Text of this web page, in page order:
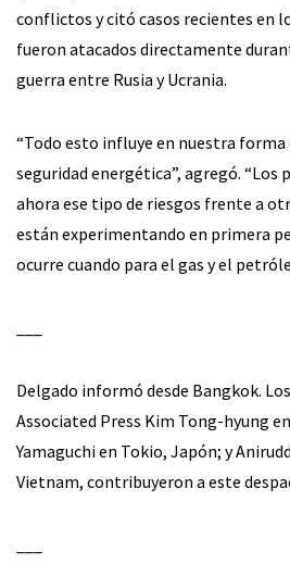
conflictos y citó casos recientes en
fueron atacados directamente
guerra entre Rusia y Ucrania.
“Todo esto influye en nuestra forma
seguridad energética”, agregó. “Los
ahora ese tipo de riesgos frente a
están experimentando en primera
ocurre cuando para el gas y el
Delgado informó desde Bangkok.
Associated Press Kim Tong-hyung
Yamaguchi en Tokio, Japón; y
Vietnam, contribuyeron a este